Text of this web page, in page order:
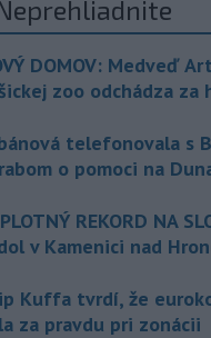
DOMOV: Medveď
zoo odchádza za
telefonovala s
o pomoci na
REKORD NA
v Kamenici nad
Kuffa tvrdí, že
za pravdu pri zonácii